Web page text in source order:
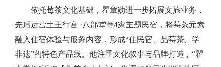
依托莓茶文化基础，瞿章勋进一步拓展文旅业务，
先后运营土王行宫 ·八部堂等4家主题民宿，将莓茶元素
融入住宿体验与服务内容，形成“住民宿、品莓茶、学
非遗”的特色产品线。他注重文化叙事与品牌打造，“瞿